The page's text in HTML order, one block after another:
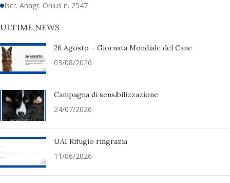
Iscr. Anagr. Onlus n. 2547
ULTIME NEWS
26 Agosto – Giornata Mondiale del Cane
03/08/2026
Campagna di sensibilizzazione
24/07/2026
UAI Rifugio ringrazia
11/06/2026